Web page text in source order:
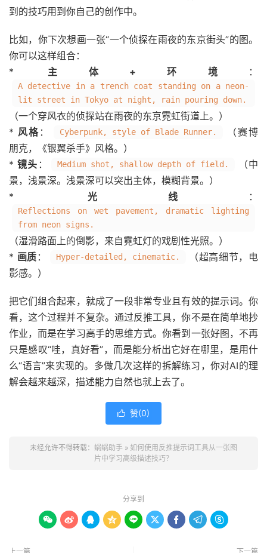
到的技巧用到你自己的创作中。
比如，你下次想画一张“一个侦探在雨夜的东京街头”的图。
你可以这样组合：
* 主体+环境 ：
A detective in a trench coat standing on a neon-
lit street in Tokyo at night, rain pouring down.
（一个穿风衣的侦探站在雨夜的东京霓虹街道上。）
* 风格 ： Cyberpunk, style of Blade Runner.
（赛博
朋克，《银翼杀手》风格。）
*镜头 ： Medium shot, shallow depth of field.
（中
景，浅景深。浅景深可以突出主体，模糊背景。）
* 光线 ：
Reflections on wet pavement, dramatic lighting
from neon signs.
（湿滑路面上的倒影，来自霓虹灯的戏剧性光照。）
* 画质 ： Hyper-detailed, cinematic.
（超高细节，电
影感。）
把它们组合起来，就成了一段非常专业且有效的提示词。你
看，这个过程并不复杂。通过反推工具，你不是在简单地抄
作业，而是在学习高手的思维方式。你看到一张好图，不再
只是感叹“哇，真好看”，而是能分析出它好在哪里，是用什
么“语言”来实现的。多做几次这样的拆解练习，你对AI的理
解会越来越深，描述能力自然也就上去了。
 赞(0)
未经允许不得转载： 蜗蜗助手 » 如何使用反推提示词工具从一张图
片中学习高级描述技巧？
分享到
        